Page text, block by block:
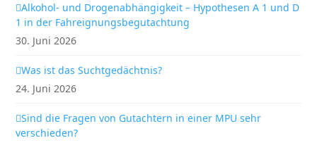
Alkohol- und Drogenabhängigkeit – Hypothesen A 1 und D
1 in der Fahreignungsbegutachtung
30. Juni 2026
Was ist das Suchtgedächtnis?
24. Juni 2026
Sind die Fragen von Gutachtern in einer MPU sehr
verschieden?